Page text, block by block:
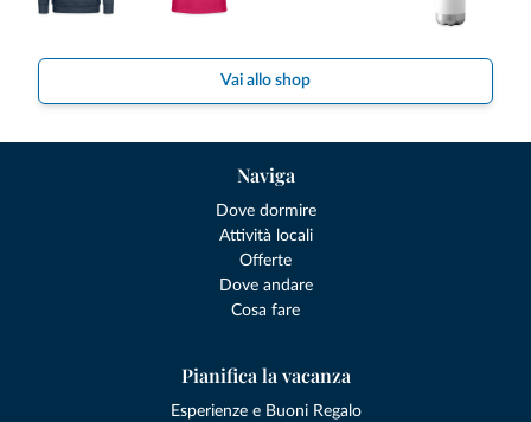
Vai allo shop
Naviga
Dove dormire
Attività locali
Offerte
Dove andare
Cosa fare
Pianifica la vacanza
Esperienze e Buoni Regalo